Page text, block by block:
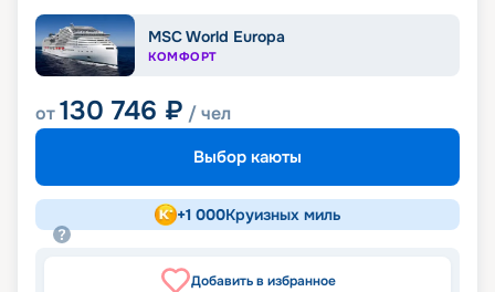
MSC World Europa
КОМФОРТ
от130 746 ₽ / чел
Выбор каюты
+1 000Круизных миль
Добавить в избранное